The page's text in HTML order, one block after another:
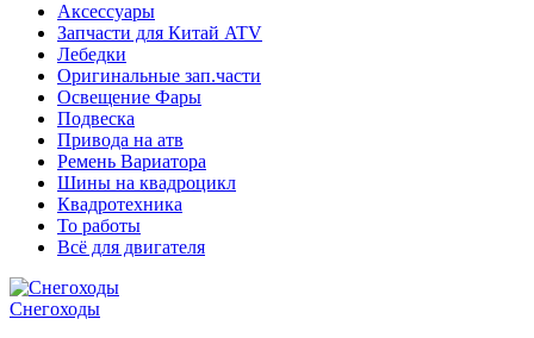
Аксессуары
Запчасти для Китай ATV
Лебедки
Оригинальные зап.части
Освещение Фары
Подвеска
Привода на атв
Ремень Вариатора
Шины на квадроцикл
Квадротехника
То работы
Всё для двигателя
Снегоходы